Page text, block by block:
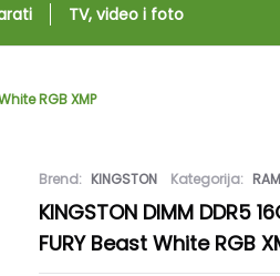
TV, video i foto
RGB XMP
Brend: KINGSTON Kategorija:
KINGSTON DIMM DDR5
FURY Beast White RGB